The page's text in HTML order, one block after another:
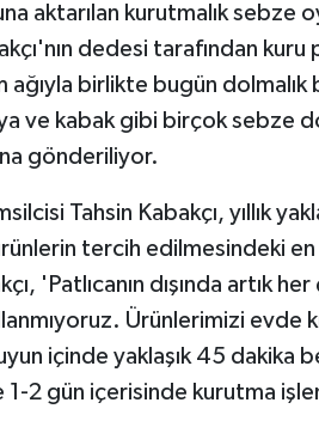
aktarılan kurutmalık sebze
dedesi tarafından kuru
birlikte bugün dolmalık
ve kabak gibi birçok sebze
gönderiliyor.
Tahsin Kabakçı, yıllık
tercih edilmesindeki en
'Patlıcanın dışında artık
Ürünlerimizi evde
içinde yaklaşık 45 dakika
1-2 gün içerisinde kurutma